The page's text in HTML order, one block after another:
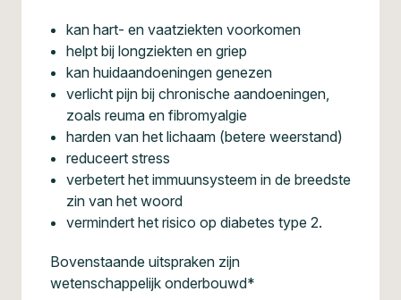
kan hart- en vaatziekten voorkomen
helpt bij longziekten en griep
kan huidaandoeningen genezen
verlicht pijn bij chronische aandoeningen,
zoals reuma en fibromyalgie
harden van het lichaam (betere weerstand)
reduceert stress
verbetert het immuunsysteem in de breedste
zin van het woord
vermindert het risico op diabetes type 2.
Bovenstaande uitspraken zijn
wetenschappelijk onderbouwd*